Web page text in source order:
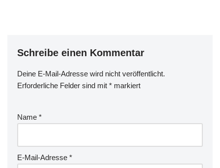
"Guten Hunger"!…
Schreibe einen Kommentar
Deine E-Mail-Adresse wird nicht veröffentlicht.
Erforderliche Felder sind mit * markiert
Name *
E-Mail-Adresse *